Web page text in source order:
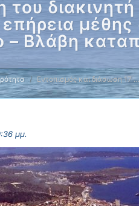
του
– Βλάβη
Εντοπισμός και διάσωση 17 …
μμ.